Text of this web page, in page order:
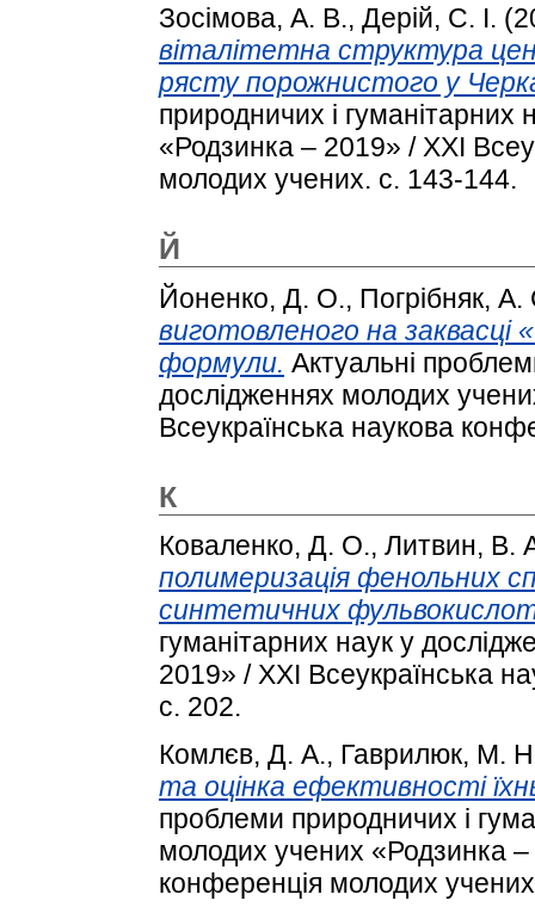
Зосімова, А. В., Дерій, С. І.
віталітетна структура
рясту порожнистого у
природничих і
«Родзинка – 2019» / XXІ
молодих учених. с. 143-144.
Й
Йоненко, Д. О., Погрібняк, А.
виготовленого на заквасці
формули. Актуальні
дослідженнях молодих
Всеукраїнська наукова
К
Коваленко, Д. О., Литвин, В.
полимеризація фенольних
синтетичних
гуманітарних наук у
2019» / XXІ Всеукраїнська
с. 202.
Комлєв, Д. А., Гаврилюк, М.
та оцінка ефективності
проблеми природничих і
молодих учених «Родзинка –
конференція молодих